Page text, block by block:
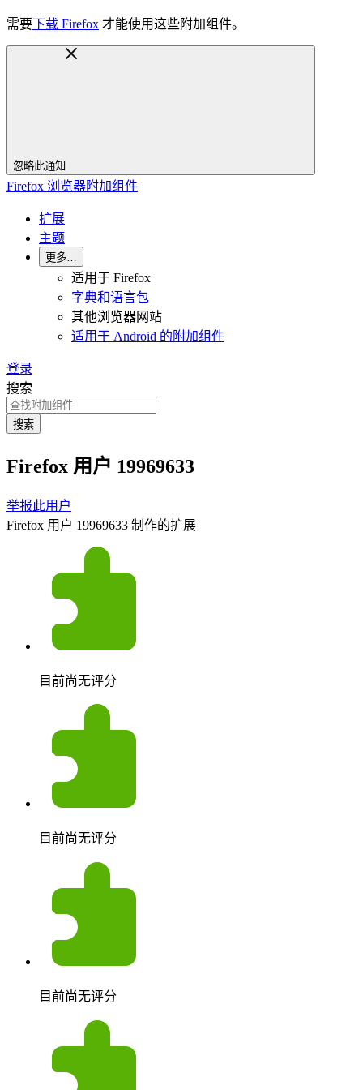
需要下载 Firefox 才能使用这些附加组件。
忽略此通知
Firefox 浏览器附加组件
扩展
主题
更多…
适用于 Firefox
字典和语言包
其他浏览器网站
适用于 Android 的附加组件
登录
搜索
搜索
Firefox 用户 19969633
举报此用户
Firefox 用户 19969633 制作的扩展
目前尚无评分
目前尚无评分
目前尚无评分